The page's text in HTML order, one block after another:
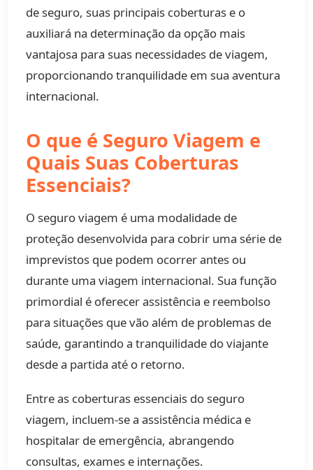
de seguro, suas principais coberturas e o
auxiliará na determinação da opção mais
vantajosa para suas necessidades de viagem,
proporcionando tranquilidade em sua aventura
internacional.
O que é Seguro Viagem e
Quais Suas Coberturas
Essenciais?
O seguro viagem é uma modalidade de
proteção desenvolvida para cobrir uma série de
imprevistos que podem ocorrer antes ou
durante uma viagem internacional. Sua função
primordial é oferecer assistência e reembolso
para situações que vão além de problemas de
saúde, garantindo a tranquilidade do viajante
desde a partida até o retorno.
Entre as coberturas essenciais do seguro
viagem, incluem-se a assistência médica e
hospitalar de emergência, abrangendo
consultas, exames e internações.